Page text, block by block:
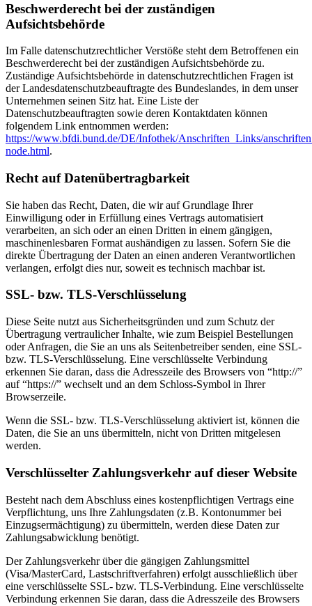
Beschwerderecht bei der zuständigen
Aufsichtsbehörde
Im Falle datenschutzrechtlicher Verstöße steht dem Betroffenen ein
Beschwerderecht bei der zuständigen Aufsichtsbehörde zu.
Zuständige Aufsichtsbehörde in datenschutzrechtlichen Fragen ist
der Landesdatenschutzbeauftragte des Bundeslandes, in dem unser
Unternehmen seinen Sitz hat. Eine Liste der
Datenschutzbeauftragten sowie deren Kontaktdaten können
folgendem Link entnommen werden:
https://www.bfdi.bund.de/DE/Infothek/Anschriften_Links/
node.html.
Recht auf Datenübertragbarkeit
Sie haben das Recht, Daten, die wir auf Grundlage Ihrer
Einwilligung oder in Erfüllung eines Vertrags automatisiert
verarbeiten, an sich oder an einen Dritten in einem gängigen,
maschinenlesbaren Format aushändigen zu lassen. Sofern Sie die
direkte Übertragung der Daten an einen anderen Verantwortlichen
verlangen, erfolgt dies nur, soweit es technisch machbar ist.
SSL- bzw. TLS-Verschlüsselung
Diese Seite nutzt aus Sicherheitsgründen und zum Schutz der
Übertragung vertraulicher Inhalte, wie zum Beispiel Bestellungen
oder Anfragen, die Sie an uns als Seitenbetreiber senden, eine SSL-
bzw. TLS-Verschlüsselung. Eine verschlüsselte Verbindung
erkennen Sie daran, dass die Adresszeile des Browsers von “http://”
auf “https://” wechselt und an dem Schloss-Symbol in Ihrer
Browserzeile.
Wenn die SSL- bzw. TLS-Verschlüsselung aktiviert ist, können die
Daten, die Sie an uns übermitteln, nicht von Dritten mitgelesen
werden.
Verschlüsselter Zahlungsverkehr auf dieser Website
Besteht nach dem Abschluss eines kostenpflichtigen Vertrags eine
Verpflichtung, uns Ihre Zahlungsdaten (z.B. Kontonummer bei
Einzugsermächtigung) zu übermitteln, werden diese Daten zur
Zahlungsabwicklung benötigt.
Der Zahlungsverkehr über die gängigen Zahlungsmittel
(Visa/MasterCard, Lastschriftverfahren) erfolgt ausschließlich über
eine verschlüsselte SSL- bzw. TLS-Verbindung. Eine verschlüsselte
Verbindung erkennen Sie daran, dass die Adresszeile des Browsers